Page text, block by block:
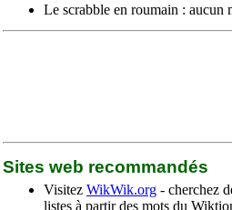
Le scrabble en roumain : aucun
Sites web recommandés
Visitez WikWik.org - cherchez
listes à partir des mots du